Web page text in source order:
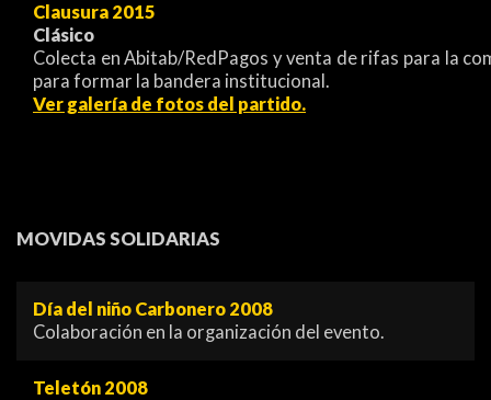
Clausura 2015
Clásico
Colecta en Abitab/RedPagos y venta de rifas para la
para formar la bandera institucional.
Ver galería de fotos del partido.
MOVIDAS SOLIDARIAS
Día del niño Carbonero 2008
Colaboración en la organización del evento.
Teletón 2008